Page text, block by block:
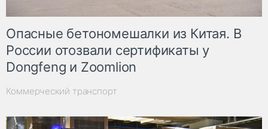
Опасные бетономешалки из Китая. В
России отозвали сертификаты у
Dongfeng и Zoomlion
Коммерческий транспорт